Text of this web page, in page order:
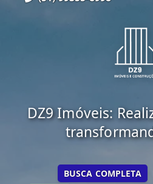
DZ9 Imóveis:
BUSCA COMPLETA